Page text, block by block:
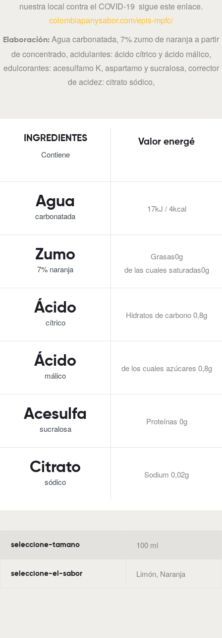
nuestra local contra el COVID-19 sigue este enlace.
colombiapanysabor.com/epis-mpfc/
Elaboración: Agua carbonatada, 7% zumo de naranja a partir
de concentrado, acidulantes: ácido cítrico y ácido málico,
edulcorantes: acesulfamo K, aspartamo y sucralosa, corrector
de acidez: citrato sódico,
INGREDIENTES
Contiene
Valor energé
Agua
carbonatada
17kJ / 4kcal
Zumo
7% naranja
Grasas0g
de las cuales saturadas0g
Ácido
cítrico
Hidratos de carbono 0,8g
Ácido
málico
de los cuales azúcares 0,8g
Acesulfa
sucralosa
Proteínas 0g
Citrato
sódico
Sodium 0,02g
seleccione-tamano 100 ml
seleccione-el-sabor Limón, Naranja